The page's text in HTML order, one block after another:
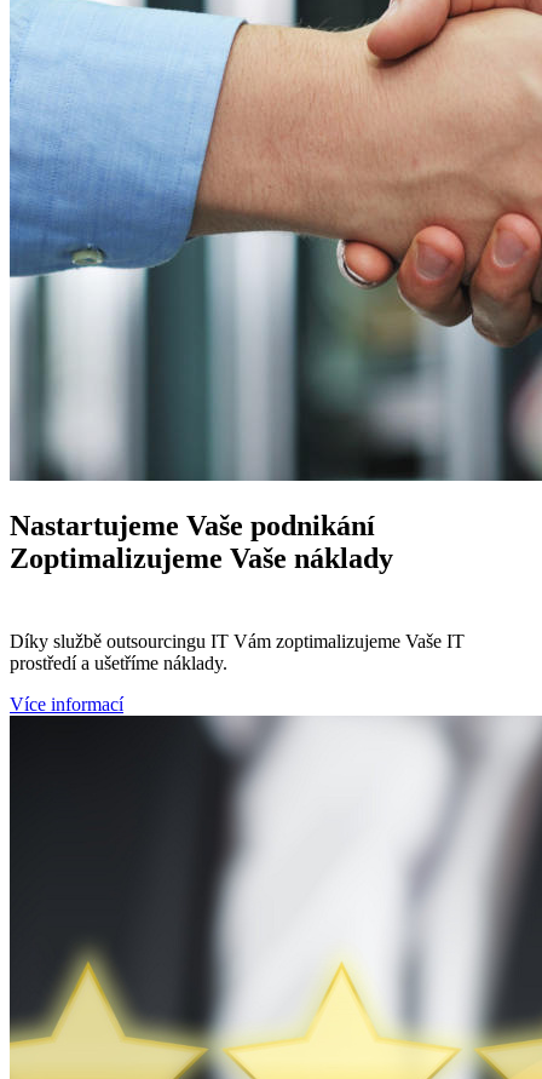
NastartujemeVaše podnikání
ZoptimalizujemeVaše náklady
Díky službě outsourcingu IT Vám zoptimalizujeme Vaše IT
prostředí a ušetříme náklady.
Více informací